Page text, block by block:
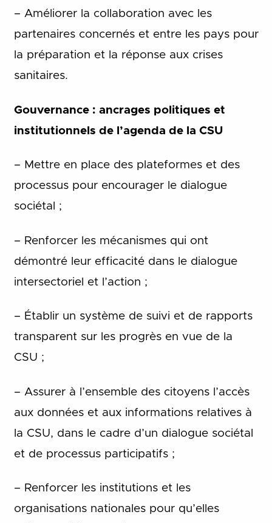
– Améliorer la collaboration avec les
partenaires concernés et entre les pays pour
la préparation et la réponse aux crises
sanitaires.
Gouvernance : ancrages politiques et
institutionnels de l’agenda de la CSU
– Mettre en place des plateformes et des
processus pour encourager le dialogue
sociétal ;
– Renforcer les mécanismes qui ont
démontré leur efficacité dans le dialogue
intersectoriel et l’action ;
– Établir un système de suivi et de rapports
transparent sur les progrès en vue de la
CSU ;
– Assurer à l’ensemble des citoyens l’accès
aux données et aux informations relatives à
la CSU, dans le cadre d’un dialogue sociétal
et de processus participatifs ;
– Renforcer les institutions et les
organisations nationales pour qu’elles